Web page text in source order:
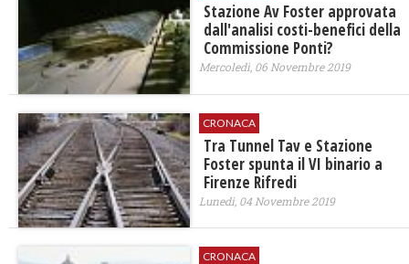
Stazione Av Foster approvata
dall'analisi costi-benefici della
Commissione Ponti?
Mercoledì, 06 Novembre 2019
CRONACA
Tra Tunnel Tav e Stazione
Foster spunta il VI binario a
Firenze Rifredi
Lunedì, 04 Novembre 2019
CRONACA